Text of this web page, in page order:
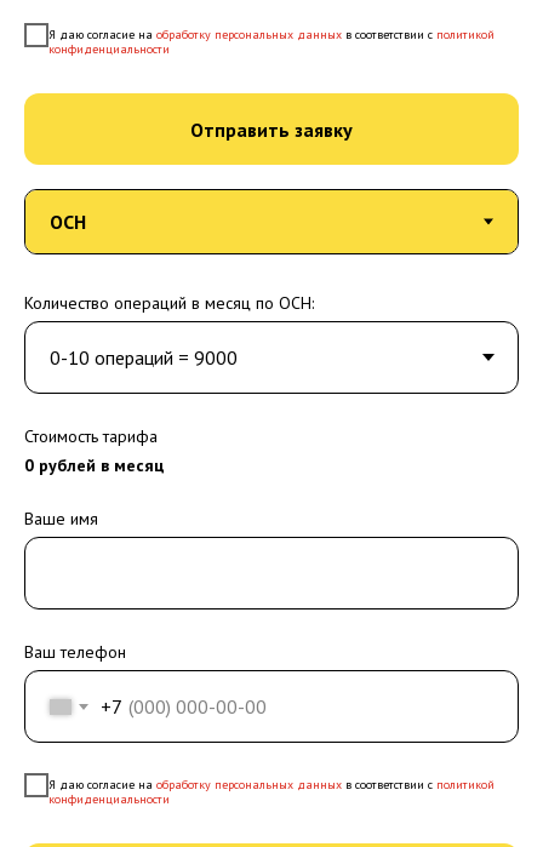
Я даю согласие на обработку персональных данных в соответствии с политикой
конфиденциальности
Отправить заявку
Количество операций в месяц по ОСН:
Стоимость тарифа
0 рублей в месяц
Ваше имя
Ваш телефон
+7
Я даю согласие на обработку персональных данных в соответствии с политикой
конфиденциальности